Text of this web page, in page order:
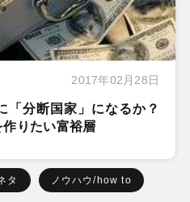
2017年02月28日
「分断国家」になるか？
作りたい富裕層
タ ノウハウ/how to